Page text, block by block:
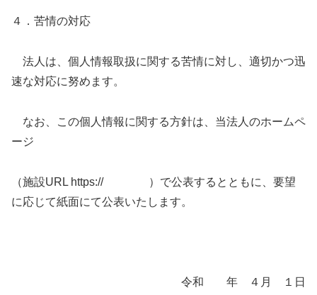
４．苦情の対応
法人は、個人情報取扱に関する苦情に対し、適切かつ迅
速な対応に努めます。
なお、この個人情報に関する方針は、当法人のホームペ
ージ
（施設URL https:// ）で公表するとともに、要望
に応じて紙面にて公表いたします。
令和 年 ４月 １日